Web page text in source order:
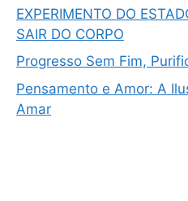
EXPERIMENTO DO
SAIR DO CORPO
Progresso Sem Fim,
Pensamento e Amor: A
Amar